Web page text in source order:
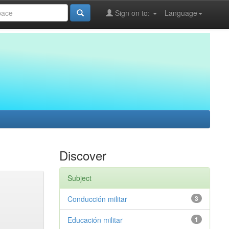
Language
Sign on to:
Discover
Subject
3
Conducción militar
1
Educación militar